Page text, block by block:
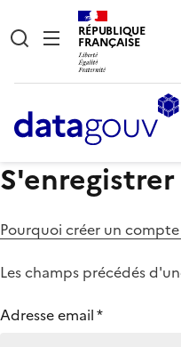
RÉPUBLIQUE
FRANÇAISE
S'enregistrer
Pourquoi créer un compte
Les champs précédés
Adresse email*